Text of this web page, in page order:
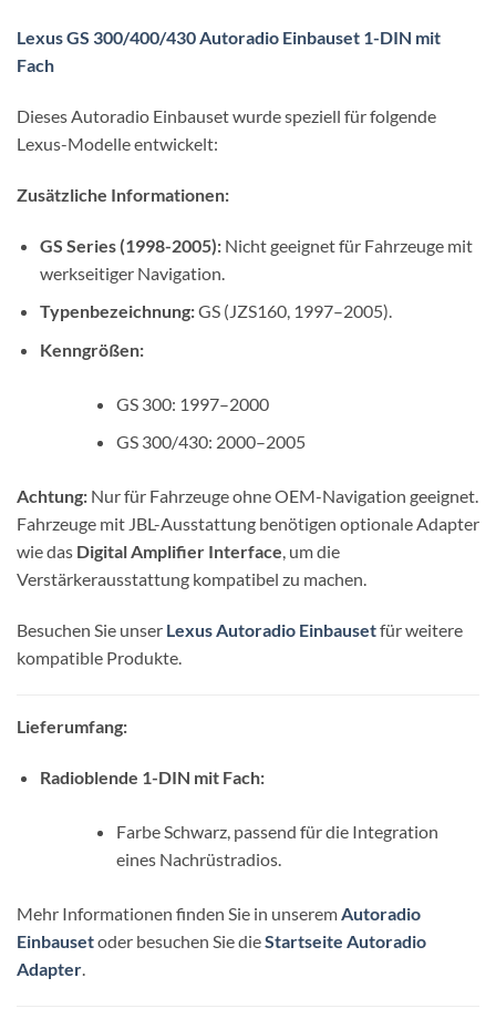
Lexus GS 300/400/430 Autoradio Einbauset 1-DIN mit
Fach
Dieses Autoradio Einbauset wurde speziell für folgende
Lexus-Modelle entwickelt:
Zusätzliche Informationen:
GS Series (1998-2005):Nicht geeignet für Fahrzeuge mit
werkseitiger Navigation.
Typenbezeichnung:GS (JZS160, 1997–2005).
Kenngrößen:
GS 300: 1997–2000
GS 300/430: 2000–2005
Achtung: Nur für Fahrzeuge ohne OEM-Navigation geeignet.
Fahrzeuge mit JBL-Ausstattung benötigen optionale Adapter
wie das Digital Amplifier Interface, um die
Verstärkerausstattung kompatibel zu machen.
Besuchen Sie unser Lexus Autoradio Einbausetfür weitere
kompatible Produkte.
Lieferumfang:
Radioblende 1-DIN mit Fach:
Farbe Schwarz, passend für die Integration
eines Nachrüstradios.
Mehr Informationen finden Sie in unserem Autoradio
Einbausetoder besuchen Sie dieStartseite Autoradio
Adapter